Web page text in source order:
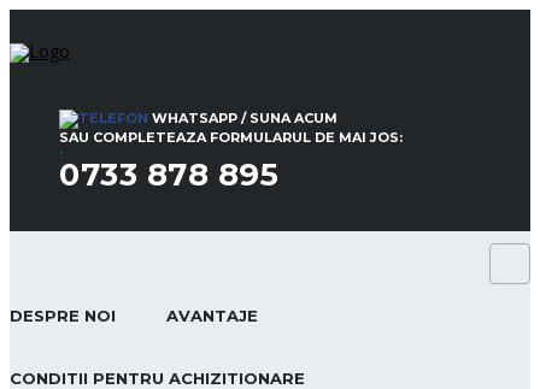
WHATSAPP / SUNA ACUM
SAU COMPLETEAZA FORMULARUL DE MAI JOS:
:
0733 878 895
DESPRE NOI AVANTAJE
CONDITII PENTRU ACHIZITIONARE